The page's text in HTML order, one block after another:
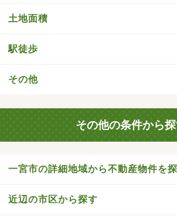
土地面積
駅徒歩
その他
その他の条件から
一宮市の詳細地域から不動産物件を
近辺の市区から探す